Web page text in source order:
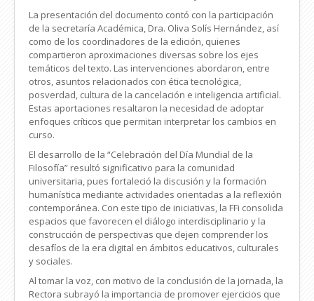
La presentación del documento contó con la participación
de la secretaría Académica, Dra. Oliva Solís Hernández, así
como de los coordinadores de la edición, quienes
compartieron aproximaciones diversas sobre los ejes
temáticos del texto. Las intervenciones abordaron, entre
otros, asuntos relacionados con ética tecnológica,
posverdad, cultura de la cancelación e inteligencia artificial.
Estas aportaciones resaltaron la necesidad de adoptar
enfoques críticos que permitan interpretar los cambios en
curso.
El desarrollo de la “Celebración del Día Mundial de la
Filosofía” resultó significativo para la comunidad
universitaria, pues fortaleció la discusión y la formación
humanística mediante actividades orientadas a la reflexión
contemporánea. Con este tipo de iniciativas, la FFi consolida
espacios que favorecen el diálogo interdisciplinario y la
construcción de perspectivas que dejen comprender los
desafíos de la era digital en ámbitos educativos, culturales
y sociales.
Al tomar la voz, con motivo de la conclusión de la jornada, la
Rectora subrayó la importancia de promover ejercicios que